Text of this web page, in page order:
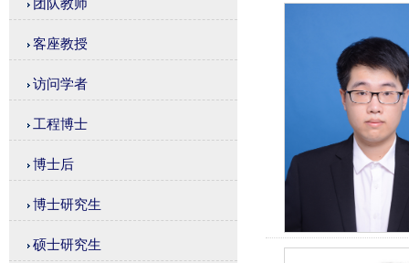
团队教师
客座教授
访问学者
工程博士
博士后
博士研究生
硕士研究生